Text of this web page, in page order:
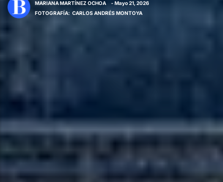
MARIANA MARTÍNEZ OCHOA
- Mayo 21, 2026
FOTOGRAFÍA: CARLOS ANDRÉS MONTOYA